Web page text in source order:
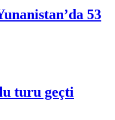
53
turu geçti